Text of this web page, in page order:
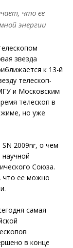
что ее
энергии
звезда
к 13-й
телескоп-
и Московским
телескоп в
но уже
2009nr, о чем
Союза.
что ее можно
самая
в конце